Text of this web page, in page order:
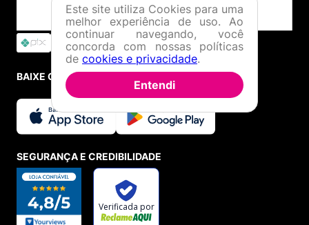
BAIXE O APP
SEGURANÇA E CREDIBILIDADE
Este site utiliza Cookies para uma
melhor experiência de uso. Ao
continuar navegando, você
concorda com nossas políticas
de cookies e privacidade.
Entendi